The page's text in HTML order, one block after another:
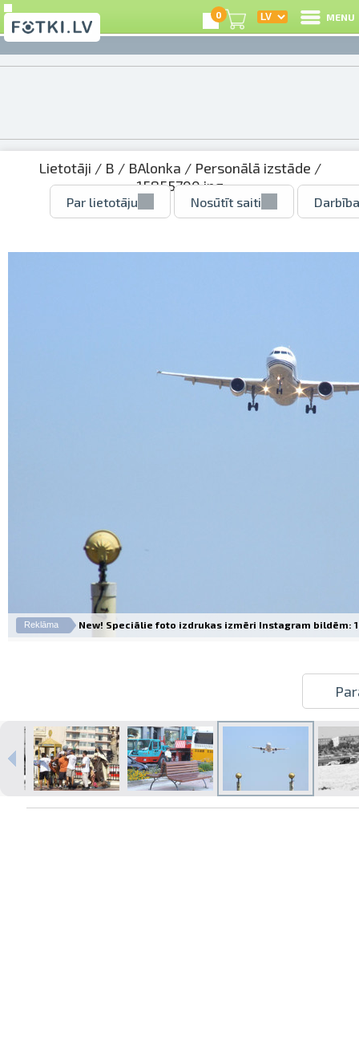
Izdrukas 1h laikā Rīgā – pasūtiet
tiešsaistē
Dažādi formāti un papīra veidi
0 MENU
Lietotāji / B / BAlonka / Personālā izstāde /
15855700.jpg
Par lietotāju Nosūtīt saiti
Reklāma New! Speciālie foto izdrukas izmēri Instagram bildēm: